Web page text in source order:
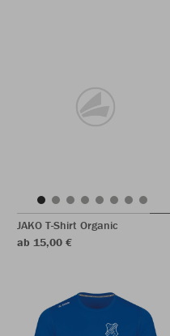
JAKO T-Shirt Organic
ab 15,00 €